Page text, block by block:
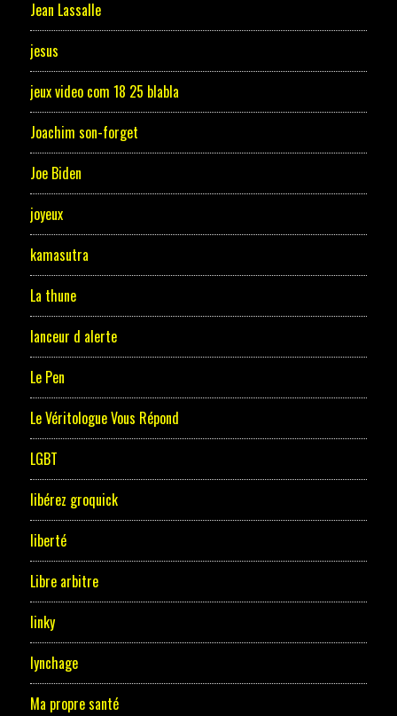
Jean Lassalle
jesus
jeux video com 18 25 blabla
Joachim son-forget
Joe Biden
joyeux
kamasutra
La thune
lanceur d alerte
Le Pen
Le Véritologue Vous Répond
LGBT
libérez groquick
liberté
Libre arbitre
linky
lynchage
Ma propre santé